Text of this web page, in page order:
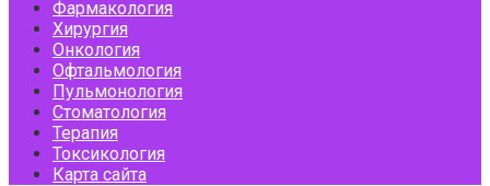
Фармакология
Хирургия
Онкология
Офтальмология
Пульмонология
Стоматология
Терапия
Токсикология
Карта сайта